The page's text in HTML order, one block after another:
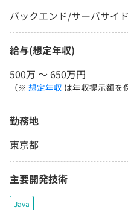
バックエンド/サーバサイド
給与(想定年収)
500万 〜 650万円
（※ 想定年収 は年収提示額を
勤務地
東京都
主要開発技術
Java